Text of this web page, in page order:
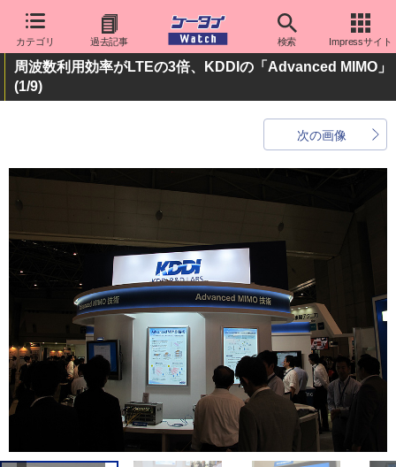
カテゴリ 過去記事 検索 Impressサイト
周波数利用効率がLTEの3倍、KDDIの「Advanced MIMO」
(1/9)
次の画像